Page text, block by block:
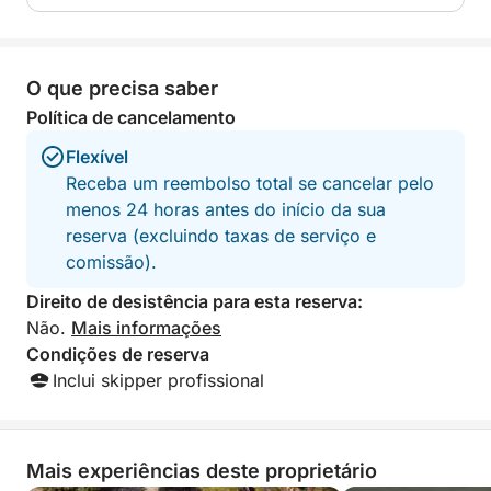
O que precisa saber
Política de cancelamento
Flexível
Receba um reembolso total se cancelar pelo
menos 24 horas antes do início da sua
reserva (excluindo taxas de serviço e
comissão).
Direito de desistência para esta reserva:
Não. Mais informações
Condições de reserva
Inclui skipper profissional
Mais experiências deste proprietário